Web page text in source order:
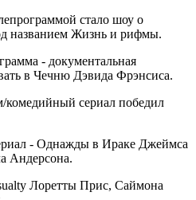
стало шоу о
названием Жизнь и рифмы.
- документальная
в Чечню Дэвида Фрэнсиса.
сериал победил
- Однажды в Ираке Джеймса
Андерсона.
Лоретты Прис, Саймона